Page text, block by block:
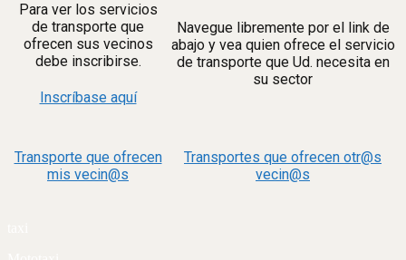
Para ver los servicios
de transporte que
ofrecen sus vecinos
debe inscribirse.
Inscríbase aquí
Navegue libremente por el link de
abajo y vea quien ofrece el servicio
de transporte que Ud. necesita en
su sector
Transporte que ofrecen
mis vecin@s
Transportes que ofrecen otr@s
vecin@s